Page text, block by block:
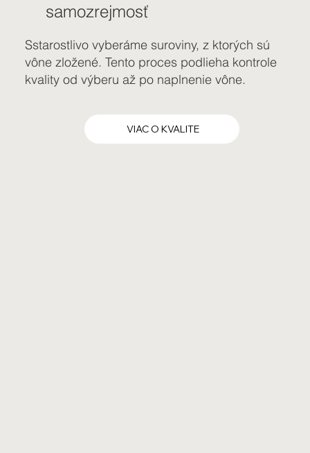
samozrejmosť
Sstarostlivo vyberáme suroviny, z ktorých sú
vône zložené. Tento proces podlieha kontrole
kvality od výberu až po naplnenie vône.
VIAC O KVALITE